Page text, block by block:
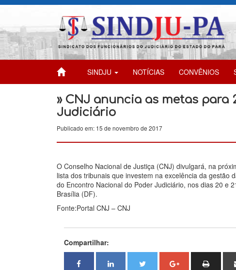
SINDJU NOTÍCIAS CONVÊNIOS
» CNJ anuncia as metas para
Judiciário
Publicado em: 15 de novembro de 2017
O Conselho Nacional de Justiça (CNJ) divulgará, na
lista dos tribunais que investem na excelência da gestão
do Encontro Nacional do Poder Judiciário, nos dias 20 e
Brasília (DF).
Fonte:Portal CNJ – CNJ
Compartilhar: